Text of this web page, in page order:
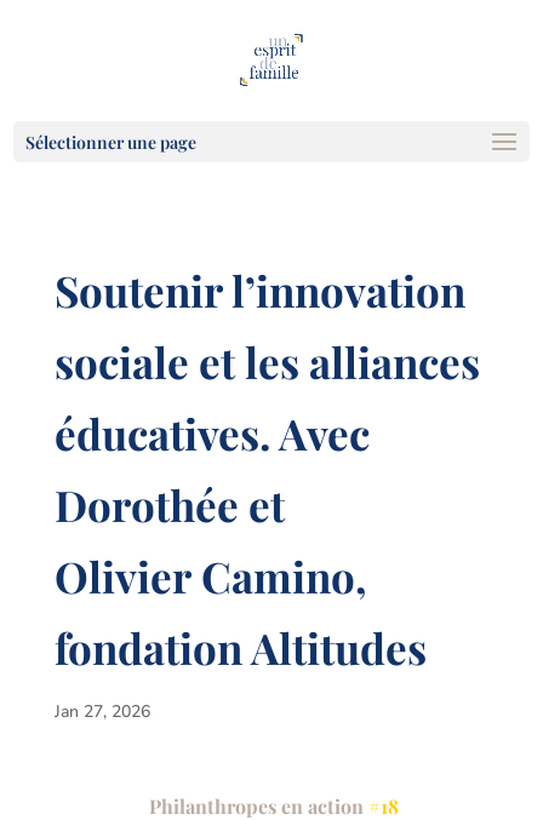
Sélectionner une page
Soutenir l’innovation
sociale et les alliances
éducatives. Avec
Dorothée et
Olivier Camino,
fondation Altitudes
Jan 27, 2026
Philanthropes en action #18